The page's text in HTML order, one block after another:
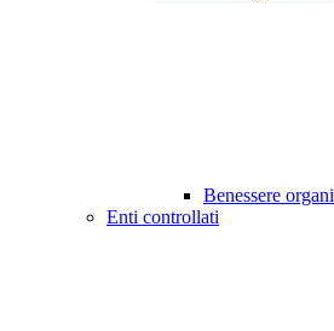
Benessere
Enti controllati